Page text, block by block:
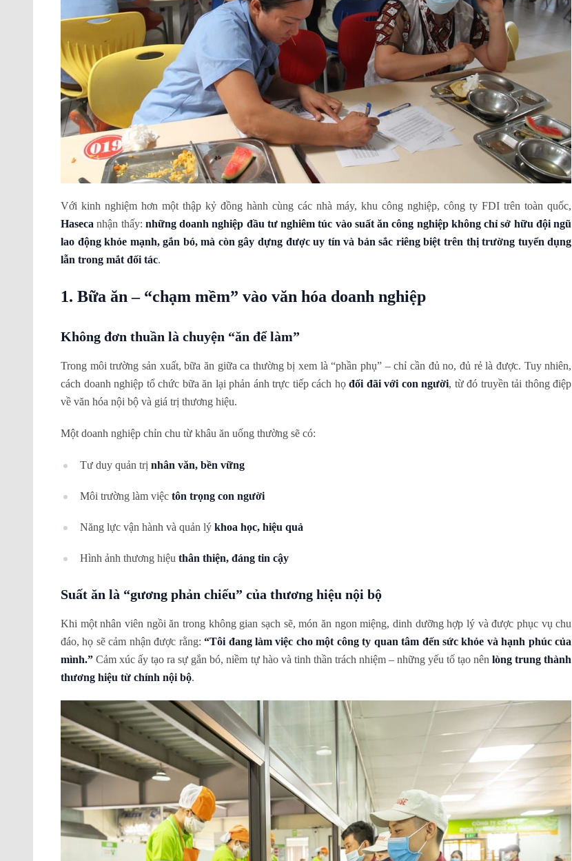
Với kinh nghiệm hơn một thập kỷ đồng hành cùng các nhà máy, khu công nghiệp, công ty FDI trên toàn quốc,
Haseca nhận thấy: những doanh nghiệp đầu tư nghiêm túc vào suất ăn công nghiệp không chỉ sở hữu đội ngũ
lao động khỏe mạnh, gắn bó, mà còn gây dựng được uy tín và bản sắc riêng biệt trên thị trường tuyển dụng
lẫn trong mắt đối tác.
1. Bữa ăn – “chạm mềm” vào văn hóa doanh nghiệp
Không đơn thuần là chuyện “ăn để làm”
Trong môi trường sản xuất, bữa ăn giữa ca thường bị xem là “phần phụ” – chỉ cần đủ no, đủ rẻ là được. Tuy nhiên,
cách doanh nghiệp tổ chức bữa ăn lại phản ánh trực tiếp cách họđối đãi với con người, từ đó truyền tải thông điệp
về văn hóa nội bộ và giá trị thương hiệu.
Một doanh nghiệp chỉn chu từ khâu ăn uống thường sẽ có:
Tư duy quản trị nhân văn, bền vững
Môi trường làm việc tôn trọng con người
Năng lực vận hành và quản lý khoa học, hiệu quả
Hình ảnh thương hiệu thân thiện, đáng tin cậy
Suất ăn là “gương phản chiếu” của thương hiệu nội bộ
Khi một nhân viên ngồi ăn trong không gian sạch sẽ, món ăn ngon miệng, dinh dưỡng hợp lý và được phục vụ chu
đáo, họ sẽ cảm nhận được rằng:“Tôi đang làm việc cho một công ty quan tâm đến sức khỏe và hạnh phúc của
mình.” Cảm xúc ấy tạo ra sự gắn bó, niềm tự hào và tinh thần trách nhiệm – những yếu tố tạo nênlòng trung thành
thương hiệu từ chính nội bộ.